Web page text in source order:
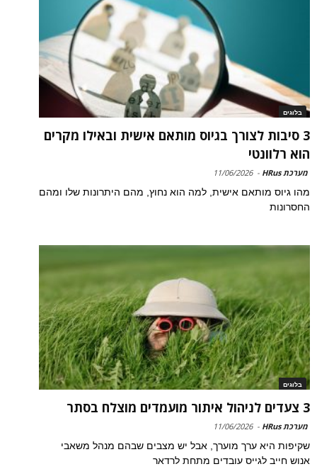
בלוגים
3 סיבות לצורך בגיוס מותאם אישית ובאילו מקרים
הוא רלוונטי
מערכת HRus -
11/06/2026
מהו גיוס מותאם אישית, למה הוא נחוץ, מהם היתרונות שלו ומהם
החסרונות
בלוגים
3 צעדים לניהול איתור מועמדים מוצלח בסתר
מערכת HRus -
11/06/2026
שקיפות היא ערך מוערך, אבל יש מצבים שבהם מנהל משאבי
אנוש חייב לגייס עובדים מתחת לרדאר